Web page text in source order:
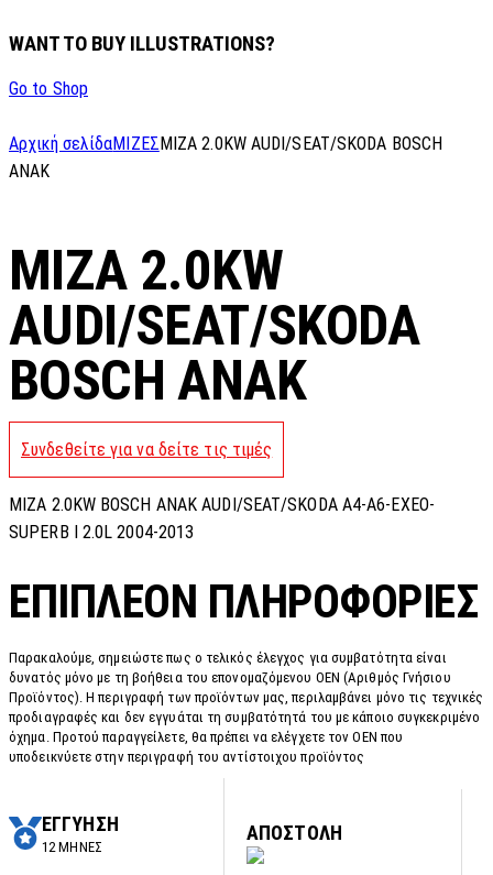
WANT TO BUY ILLUSTRATIONS?
Go to Shop
Αρχική σελίδαΜΙΖΕΣ MIZA 2.0KW AUDI/SEAT/SKODA BOSCH
ANAK
MIZA 2.0KW
AUDI/SEAT/SKODA
BOSCH ANAK
Συνδεθείτε για να δείτε τις τιμές
MIZA 2.0KW BOSCH ANAK AUDI/SEAT/SKODA A4-A6-EXEO-
SUPERB I 2.0L 2004-2013
ΕΠΙΠΛΈΟΝ ΠΛΗΡΟΦΟΡΊΕΣ
Παρακαλούμε, σημειώστε πως ο τελικός έλεγχος για συμβατότητα είναι
δυνατός μόνο με τη βοήθεια του επονομαζόμενου OEN (Αριθμός Γνήσιου
Προϊόντος). Η περιγραφή των προϊόντων μας, περιλαμβάνει μόνο τις τεχνικές
προδιαγραφές και δεν εγγυάται τη συμβατότητά του με κάποιο συγκεκριμένο
όχημα. Προτού παραγγείλετε, θα πρέπει να ελέγχετε τον OEN που
υποδεικνύετε στην περιγραφή του αντίστοιχου προϊόντος
ΕΓΓΥΗΣΗ
12 ΜΗΝΕΣ
ΑΠΟΣΤΟΛΗ